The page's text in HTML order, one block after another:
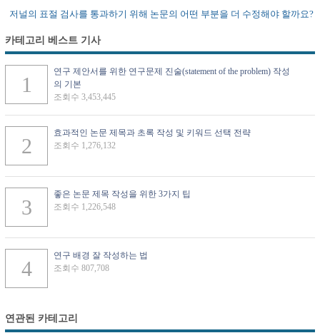
저널의 표절 검사를 통과하기 위해 논문의 어떤 부분을 더 수정해야 할까요?
카테고리 베스트 기사
연구 제안서를 위한 연구문제 진술(statement of the problem) 작성
의 기본
조회수 3,453,445
효과적인 논문 제목과 초록 작성 및 키워드 선택 전략
조회수 1,276,132
좋은 논문 제목 작성을 위한 3가지 팁
조회수 1,226,548
연구 배경 잘 작성하는 법
조회수 807,708
연관된 카테고리